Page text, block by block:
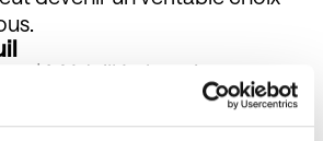
| Médaillé olympique
Laurent Dubreuil est l’un des
de vitesse sur longue